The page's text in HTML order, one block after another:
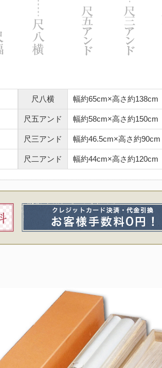
尺八横 幅約65cm×高さ約138cm
尺五アンド 幅約58cm×高さ約150cm
尺三アンド 幅約46.5cm×高さ約90cm
尺二アンド 幅約44cm×高さ約120cm